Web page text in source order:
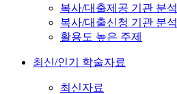
복사/대출제공 기관 분석
복사/대출신청 기관 분석
활용도 높은 주제
최신/인기 학술자료
최신자료